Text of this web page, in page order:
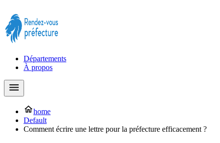
Départements
À propos
home
Default
Comment écrire une lettre pour la préfecture efficacement ?